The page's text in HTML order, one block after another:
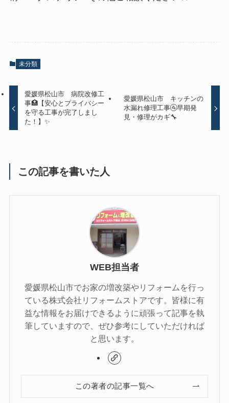
未分類
愛媛県松山市 病院改修工
事🏥【安心とプライバシー
を守る工事が完了しまし
た！】✨
愛媛県松山市 キッチンの
水漏れ修理工事🚰早期発
見・修理がカギ🔧
この記事を書いた人
WEB担当者
愛媛県松山市でお家の増改築やリフォームを行っ
ている株式会社リフォームストアです。皆様に有
益な情報をお届けできるように頑張って記事を執
筆していますので、ぜひ参考にしていただければ
と思います。
この著者の記事一覧へ